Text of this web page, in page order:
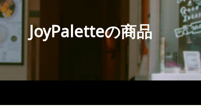
JoyPaletteの商品